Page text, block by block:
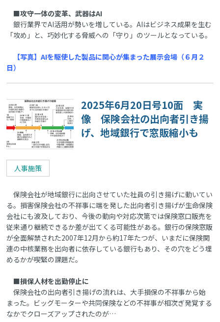
■攻守一体の変革、武器はAI
銀行業界でAI活用が勢いを増している。AIはビジネス成果を生む
「攻め」と、巧妙化する脅威への「守り」のツールとなっている。
【写真】AIを駆使した製品に関心が集まった展示会場（６月２
日）
2025年6月20日号10面 実
像 保険会社の出向者引き揚
げ、地域銀行で窓販縮小も
人事施策
保険会社が地域銀行に出向させていた社員の引き揚げに動いてい
る。損害保険会社の不祥事に端を発した出向者引き揚げが生命保険
会社にも波及しており、今後の動向や対応次第では保険窓口販売を
従来通り継続できるか差が出てくる可能性がある。銀行の保険窓販
が全面解禁された2007年12月から約17年たつが、いまだに保険関
連の中核業務を出向者に依存している銀行もあり、その穴をどう埋
めるかが喫緊の課題だ。
■損保人材を出勤停止に
保険会社の出向者引き揚げの流れは、大手損保の不祥事から始
まった。ビッグモーターや共同保険などの不祥事が相次ぎ発覚する
なかでクローズアップされたのが…